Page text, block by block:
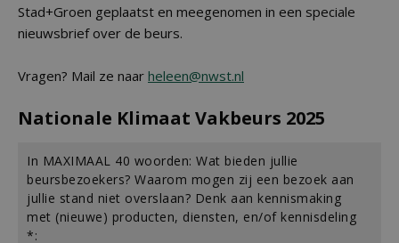
Stad+Groen geplaatst en meegenomen in een speciale
nieuwsbrief over de beurs.
Vragen? Mail ze naar heleen@nwst.nl
Nationale Klimaat Vakbeurs 2025
In MAXIMAAL 40 woorden: Wat bieden jullie
beursbezoekers? Waarom mogen zij een bezoek aan
jullie stand niet overslaan? Denk aan kennismaking
met (nieuwe) producten, diensten, en/of kennisdeling
*: